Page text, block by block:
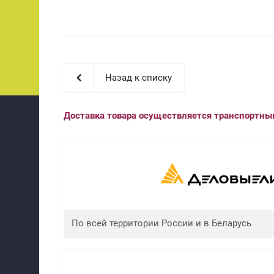
Назад к списку
Доставка товара осуществляется
По всей территории России и в Беларусь